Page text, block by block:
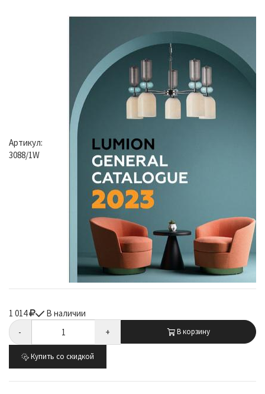
Артикул:
3088/1W
1 014
В наличии
-
+ В корзину
Купить со скидкой